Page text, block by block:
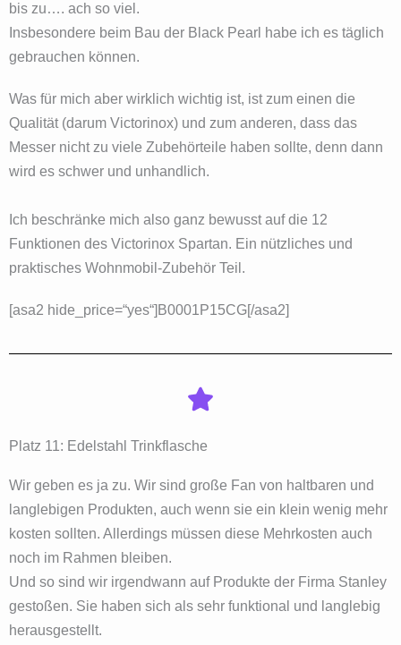
bis zu…. ach so viel.
Insbesondere beim Bau der Black Pearl habe ich es täglich
gebrauchen können.
Was für mich aber wirklich wichtig ist, ist zum einen die
Qualität (darum Victorinox) und zum anderen, dass das
Messer nicht zu viele Zubehörteile haben sollte, denn dann
wird es schwer und unhandlich.
Ich beschränke mich also ganz bewusst auf die 12
Funktionen des Victorinox Spartan. Ein nützliches und
praktisches Wohnmobil-Zubehör Teil.
[asa2 hide_price=“yes“]‎‎B0001P15CG[/asa2]
Platz 11: Edelstahl Trinkflasche
Wir geben es ja zu. Wir sind große Fan von haltbaren und
langlebigen Produkten, auch wenn sie ein klein wenig mehr
kosten sollten. Allerdings müssen diese Mehrkosten auch
noch im Rahmen bleiben.
Und so sind wir irgendwann auf Produkte der Firma Stanley
gestoßen. Sie haben sich als sehr funktional und langlebig
herausgestellt.